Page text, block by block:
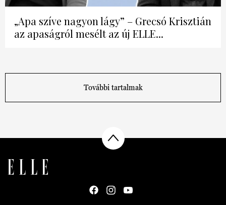
„Apa szíve nagyon lágy” – Grecsó Krisztián
az apaságról mesélt az új ELLE...
További tartalmak